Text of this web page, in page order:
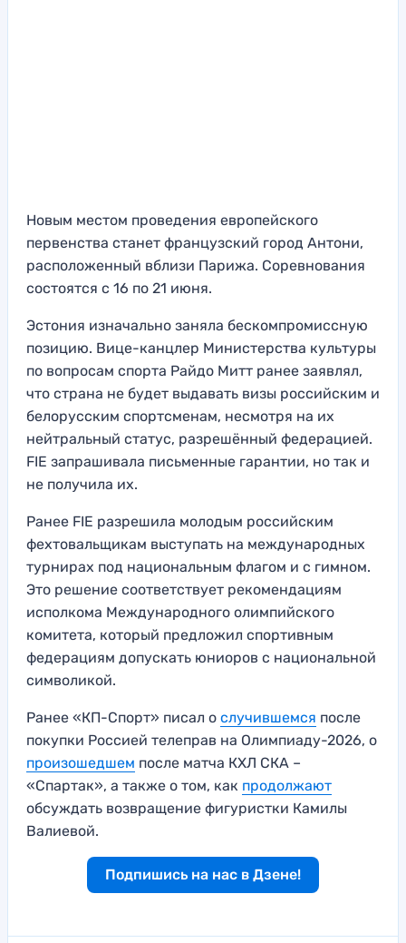
Новым местом проведения европейского
первенства станет французский город Антони,
расположенный вблизи Парижа. Соревнования
состоятся с 16 по 21 июня.
Эстония изначально заняла бескомпромиссную
позицию. Вице-канцлер Министерства культуры
по вопросам спорта Райдо Митт ранее заявлял,
что страна не будет выдавать визы российским и
белорусским спортсменам, несмотря на их
нейтральный статус, разрешённый федерацией.
FIE запрашивала письменные гарантии, но так и
не получила их.
Ранее FIE разрешила молодым российским
фехтовальщикам выступать на международных
турнирах под национальным флагом и с гимном.
Это решение соответствует рекомендациям
исполкома Международного олимпийского
комитета, который предложил спортивным
федерациям допускать юниоров с национальной
символикой.
Ранее «КП-Спорт» писал о случившемся после
покупки Россией телеправ на Олимпиаду-2026, о
произошедшем после матча КХЛ СКА –
«Спартак», а также о том, как продолжают
обсуждать возвращение фигуристки Камилы
Валиевой.
Подпишись на нас в Дзене!